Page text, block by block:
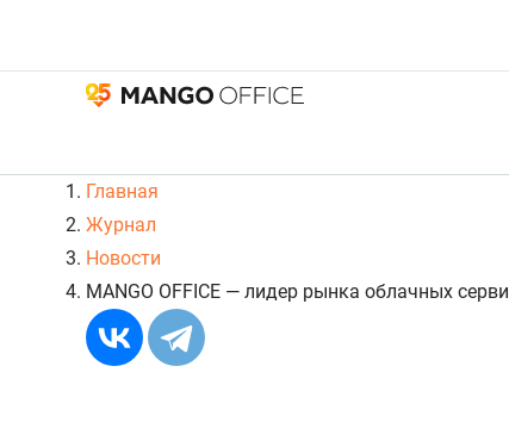
Главная
Журнал
Новости
MANGO OFFICE — лидер рынка облачных